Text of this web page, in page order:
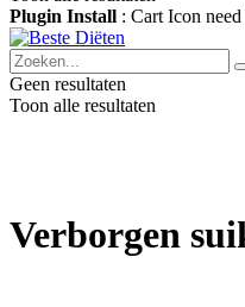
Plugin Install : Cart Icon
Geen resultaten
Toon alle resultaten
Verborgen